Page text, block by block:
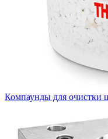
Компаунды для очистки